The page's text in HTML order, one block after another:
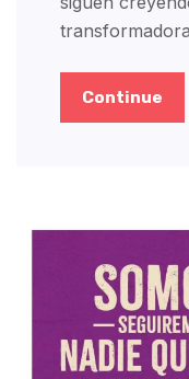
Continue